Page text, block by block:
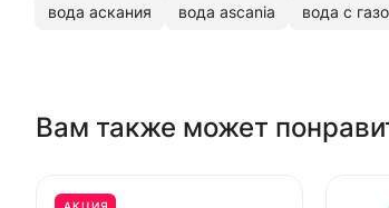
вода аскания вода ascania вода с
Вам также может